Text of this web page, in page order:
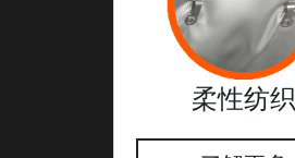
柔性纺织